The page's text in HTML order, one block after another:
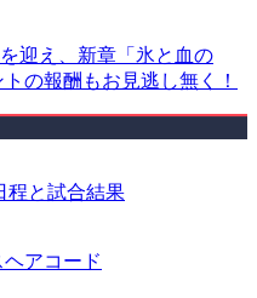
迎え、新章「氷と血の
の報酬もお見逃し無く！
程と試合結果
アコード